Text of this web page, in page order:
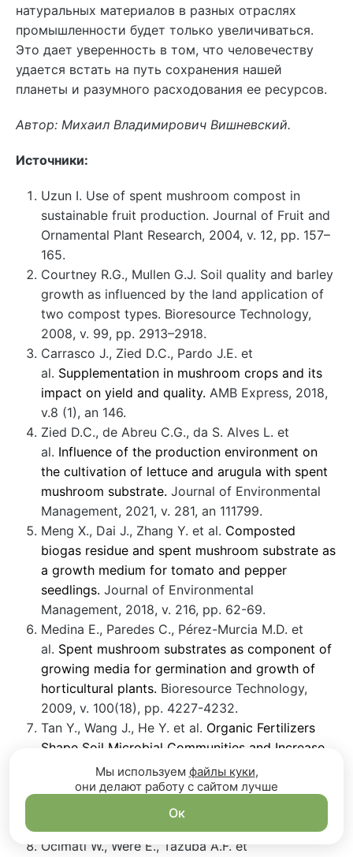
натуральных материалов в разных отраслях
промышленности будет только увеличиваться.
Это дает уверенность в том, что человечеству
удается встать на путь сохранения нашей
планеты и разумного расходования ее ресурсов.
Автор: Михаил Владимирович Вишневский.
Источники:
Uzun I. Use of spent mushroom compost in
sustainable fruit production. Journal of Fruit and
Ornamental Plant Research, 2004, v. 12, pp. 157–
165.
Courtney R.G., Mullen G.J. Soil quality and barley
growth as influenced by the land application of
two compost types. Bioresource Technology,
2008, v. 99, pp. 2913–2918.
Carrasco J., Zied D.C., Pardo J.E. et
al. Supplementation in mushroom crops and its
impact on yield and quality. AMB Express, 2018,
v.8 (1), an 146.
Zied D.C., de Abreu C.G., da S. Alves L. et
al. Influence of the production environment on
the cultivation of lettuce and arugula with spent
mushroom substrate. Journal of Environmental
Management, 2021, v. 281, an 111799.
Meng X., Dai J., Zhang Y. et al. Composted
biogas residue and spent mushroom substrate as
a growth medium for tomato and pepper
seedlings. Journal of Environmental
Management, 2018, v. 216, pp. 62-69.
Medina E., Paredes C., Pérez-Murcia M.D. et
al. Spent mushroom substrates as component of
growing media for germination and growth of
horticultural plants. Bioresource Technology,
2009, v. 100(18), pp. 4227-4232.
Tan Y., Wang J., He Y. et al. Organic Fertilizers
Shape Soil Microbial Communities and Increase
Soil Amino Acid Metabolites Content in a
Blueberry Orchard.Microbial Ecology, 2022 Jan
22. doi: 10.1007/s00248-022-01960-7. Online
Ocimati W., Were E., Tazuba A.F. et
Мы используем файлы куки,
они делают работу с сайтом лучше
Ок